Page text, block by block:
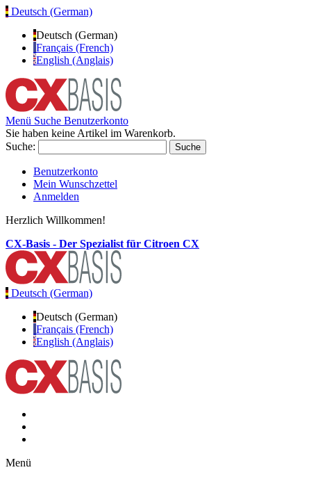
Deutsch (German)
Deutsch (German)
Français (French)
English (Anglais)
Menü Suche Benutzerkonto
Sie haben keine Artikel im Warenkorb.
Suche:
Suche
Benutzerkonto
Mein Wunschzettel
Anmelden
Herzlich Willkommen!
CX-Basis - Der Spezialist für Citroen CX
Deutsch (German)
Deutsch (German)
Français (French)
English (Anglais)
Menü